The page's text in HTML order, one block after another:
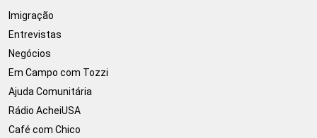
Imigração
Entrevistas
Negócios
Em Campo com Tozzi
Ajuda Comunitária
Rádio AcheiUSA
Café com Chico